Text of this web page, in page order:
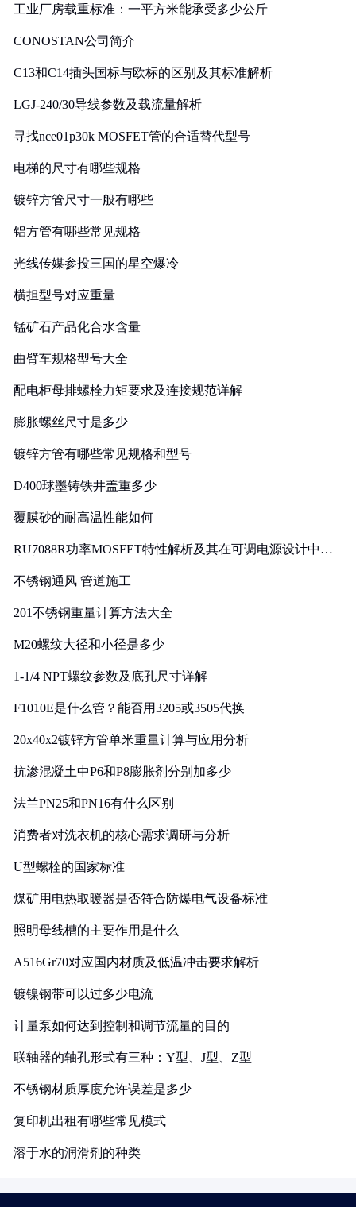
工业厂房载重标准：一平方米能承受多少公斤
CONOSTAN公司简介
C13和C14插头国标与欧标的区别及其标准解析
LGJ-240/30导线参数及载流量解析
寻找nce01p30k MOSFET管的合适替代型号
电梯的尺寸有哪些规格
镀锌方管尺寸一般有哪些
铝方管有哪些常见规格
光线传媒参投三国的星空爆冷
横担型号对应重量
锰矿石产品化合水含量
曲臂车规格型号大全
配电柜母排螺栓力矩要求及连接规范详解
膨胀螺丝尺寸是多少
镀锌方管有哪些常见规格和型号
D400球墨铸铁井盖重多少
覆膜砂的耐高温性能如何
RU7088R功率MOSFET特性解析及其在可调电源设计中的
不锈钢通风 管道施工
201不锈钢重量计算方法大全
M20螺纹大径和小径是多少
1-1/4 NPT螺纹参数及底孔尺寸详解
F1010E是什么管？能否用3205或3505代换
20x40x2镀锌方管单米重量计算与应用分析
抗渗混凝土中P6和P8膨胀剂分别加多少
法兰PN25和PN16有什么区别
消费者对洗衣机的核心需求调研与分析
U型螺栓的国家标准
煤矿用电热取暖器是否符合防爆电气设备标准
照明母线槽的主要作用是什么
A516Gr70对应国内材质及低温冲击要求解析
镀镍钢带可以过多少电流
计量泵如何达到控制和调节流量的目的
联轴器的轴孔形式有三种：Y型、J型、Z型
不锈钢材质厚度允许误差是多少
复印机出租有哪些常见模式
溶于水的润滑剂的种类